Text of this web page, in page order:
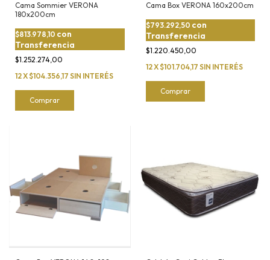
Cama Sommier VERONA
180x200cm
$1.252.274,00
$813.978,10 con
Transferencia
12X$104.356,17 SIN INTERÉS
Comprar
Cama Box VERONA 160x200cm
$1.220.450,00
$793.292,50 con
Transferencia
12X$101.704,17 SIN INTERÉS
Comprar